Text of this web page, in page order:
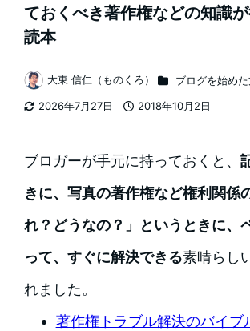
ておくべき著作権などの知識
読本
2026年7月27日
2018年10月2日
著
者
大東 信仁（ものくろ） カテゴリー
ブログを始め
ブロガーが手元に持っておくと、
きに、写真の著作権など権利関係
れ？どうなの？」というときに、
って、すぐに解決できる素晴らし
れました。
著作権トラブル解決のバイブ